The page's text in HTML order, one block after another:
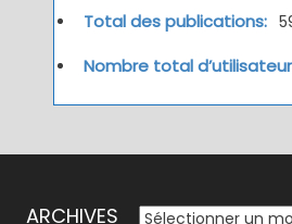
Total des publications:
Nombre total
ARCHIVES ARCHIVES